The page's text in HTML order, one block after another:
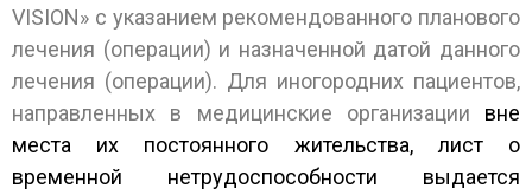
VISION» с указанием рекомендованного планового
лечения (операции) и назначенной датой данного
лечения (операции). Для иногородних пациентов,
направленных в медицинские организации вне
места их постоянного жительства, лист о
временной нетрудоспособности выдается